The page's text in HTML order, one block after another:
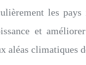
les
et
aléas climatiques